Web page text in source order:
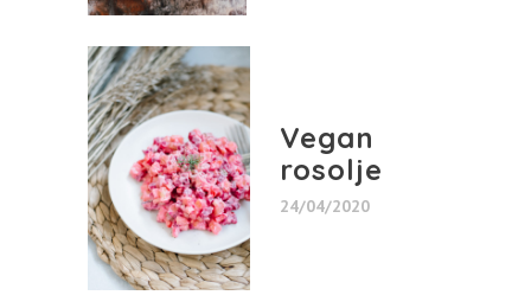
Vegan
rosolje
24/04/2020